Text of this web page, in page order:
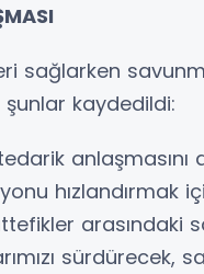
sağlarken
şunlar kaydedildi:
anlaşmasını
hızlandırmak
arasındaki
sürdürecek,